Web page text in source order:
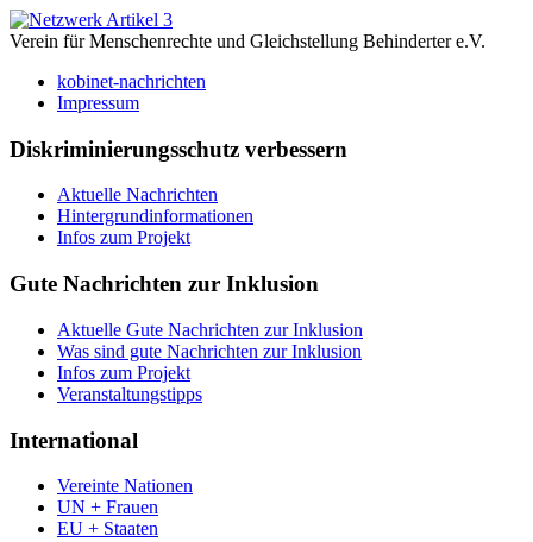
Verein für Menschenrechte und Gleichstellung Behinderter e.V.
kobinet-nachrichten
Impressum
Diskriminierungsschutz verbessern
Aktuelle Nachrichten
Hintergrundinformationen
Infos zum Projekt
Gute Nachrichten zur Inklusion
Aktuelle Gute Nachrichten zur Inklusion
Was sind gute Nachrichten zur Inklusion
Infos zum Projekt
Veranstaltungstipps
International
Vereinte Nationen
UN + Frauen
EU + Staaten